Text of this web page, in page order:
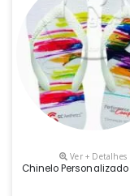
Ver + Detalhes
Chinelo